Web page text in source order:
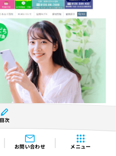
お問い合わせ メニュー
tsuyoshi.com/
、診療時間）
目次